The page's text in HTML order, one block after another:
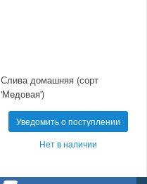
Слива домашняя (сорт
'Медовая')
Уведомить о поступлении
Нет в наличии